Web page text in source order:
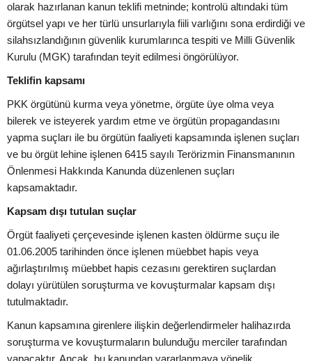
olarak hazırlanan kanun teklifi metninde; kontrolü altındaki tüm
örgütsel yapı ve her türlü unsurlarıyla fiili varlığını sona erdirdiği ve
silahsızlandığının güvenlik kurumlarınca tespiti ve Milli Güvenlik
Kurulu (MGK) tarafından teyit edilmesi öngörülüyor.
Teklifin kapsamı
PKK örgütünü kurma veya yönetme, örgüte üye olma veya
bilerek ve isteyerek yardım etme ve örgütün propagandasını
yapma suçları ile bu örgütün faaliyeti kapsamında işlenen suçları
ve bu örgüt lehine işlenen 6415 sayılı Terörizmin Finansmanının
Önlenmesi Hakkında Kanunda düzenlenen suçları
kapsamaktadır.
Kapsam dışı tutulan suçlar
Örgüt faaliyeti çerçevesinde işlenen kasten öldürme suçu ile
01.06.2005 tarihinden önce işlenen müebbet hapis veya
ağırlaştırılmış müebbet hapis cezasını gerektiren suçlardan
dolayı yürütülen soruşturma ve kovuşturmalar kapsam dışı
tutulmaktadır.
Kanun kapsamına girenlere ilişkin değerlendirmeler halihazırda
soruşturma ve kovuşturmaların bulunduğu merciler tarafından
yapacaktır. Ancak, bu kanundan yararlanmaya yönelik